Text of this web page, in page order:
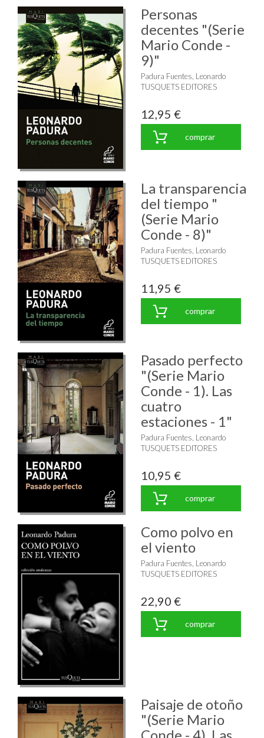
Personas
decentes "(Serie
Mario Conde -
9)"
Padura Fuentes, Leonardo
TUSQUETS EDITORES
12,95 €
comprar
La transparencia
del tiempo "
(Serie Mario
Conde - 8)"
Padura Fuentes, Leonardo
TUSQUETS EDITORES
11,95 €
comprar
Pasado perfecto
"(Serie Mario
Conde - 1). Las
cuatro
estaciones - 1"
Padura Fuentes, Leonardo
TUSQUETS EDITORES
10,95 €
comprar
Como polvo en
el viento
Padura Fuentes, Leonardo
TUSQUETS EDITORES
22,90 €
comprar
Paisaje de otoño
"(Serie Mario